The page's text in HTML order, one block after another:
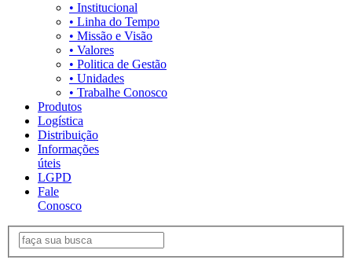
• Institucional
• Linha do Tempo
• Missão e Visão
• Valores
• Politica de Gestão
• Unidades
• Trabalhe Conosco
Produtos
Logística
Distribuição
Informações
úteis
LGPD
Fale
Conosco